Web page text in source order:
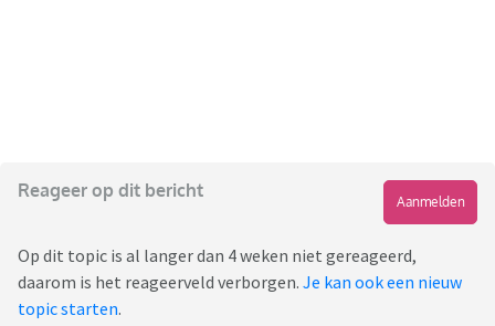
Reageer op dit bericht
Aanmelden
Op dit topic is al langer dan 4 weken niet gereageerd,
daarom is het reageerveld verborgen. Je kan ook een nieuw
topic starten.